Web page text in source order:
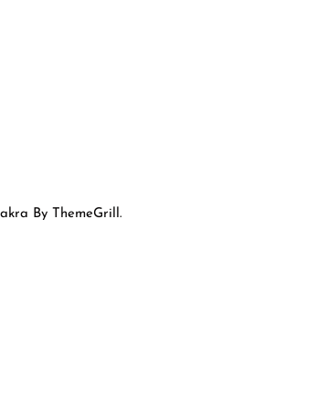
By ThemeGrill.